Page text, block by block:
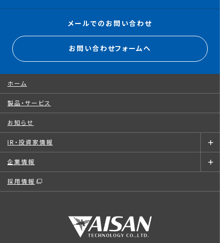
メールでのお問い合わせ
お問い合わせフォームへ
ホーム
製品・サービス
お知らせ
IR・投資家情報
企業情報
採用情報